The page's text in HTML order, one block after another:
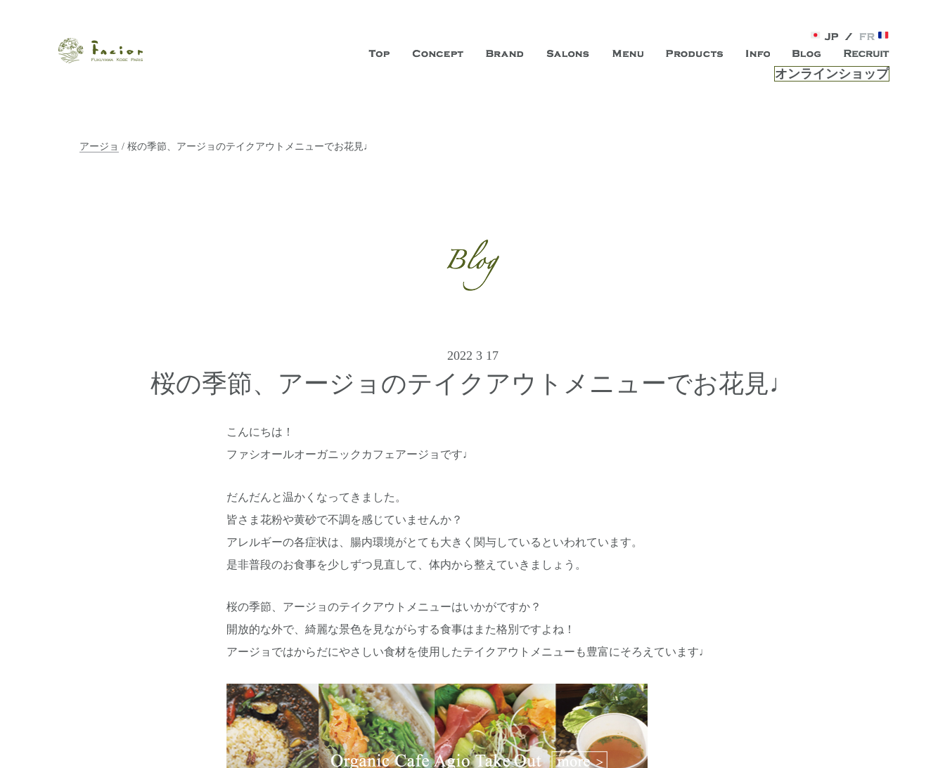
【福山・神戸・Paris】オーガニックエステサロン ファシオールは、 内面から輝く美をトー
瀬戸内から世界に展開するエステサロン「ファシオール」。福山市に3店舗、神戸三宮に「神戸店」 パリサンジェルマン通りに「パリ店」がオープン。お客様のもつ「自らしい美しさ」を追求し、未来の
ポジティブライフを応援します。オーガニックコスメ・商品にこだわり、内面から美しくなることを追求する「本物」の商品・技術・サービスを提供する総合エステサロンです。
オンラインショップ
アージョ / 桜の季節、アージョのテイクアウトメニューでお花見♩
2022 3 17
桜の季節、アージョのテイクアウトメニューでお花見♩
こんにちは！
ファシオールオーガニックカフェアージョです♩
だんだんと温かくなってきました。
皆さま花粉や黄砂で不調を感じていませんか？
アレルギーの各症状は、腸内環境がとても大きく関与しているといわれています。
是非普段のお食事を少しずつ見直して、体内から整えていきましょう。
桜の季節、アージョのテイクアウトメニューはいかがですか？
開放的な外で、綺麗な景色を見ながらする食事はまた格別ですよね！
アージョではからだにやさしい食材を使用したテイクアウトメニューも豊富にそろえています♩